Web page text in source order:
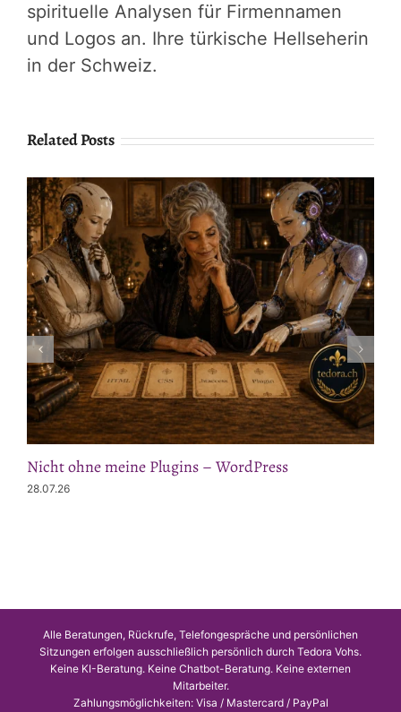
spirituelle Analysen für Firmennamen
und Logos an. Ihre türkische Hellseherin
in der Schweiz.
Related Posts
Nicht ohne meine Plugins – WordPress
28.07.26
Alle Beratungen, Rückrufe, Telefongespräche und persönlichen
Sitzungen erfolgen ausschließlich persönlich durch Tedora Vohs.
Keine KI-Beratung. Keine Chatbot-Beratung. Keine externen
Mitarbeiter.
Zahlungsmöglichkeiten: Visa / Mastercard / PayPal